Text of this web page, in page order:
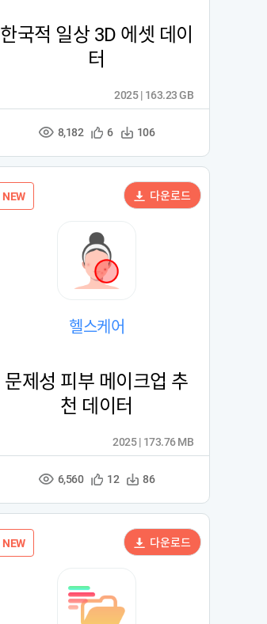
한국적 일상 3D 에셋 데이
터
조
수
8,182
관
등
록
6
다
수
106
2025 | 163.23 GB
NEW
헬스케어
문제성 피부 메이크업 추
천 데이터
조
수
6,560
관
등
록
12
다
수
86
2025 | 173.76 MB
다운로드
NEW 다운로드